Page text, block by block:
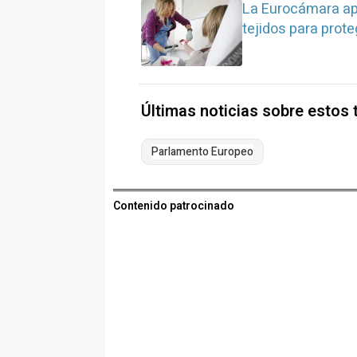
La Eurocámara
tejidos para
Últimas noticias sobre estos
Parlamento Europeo
Contenido patrocinado